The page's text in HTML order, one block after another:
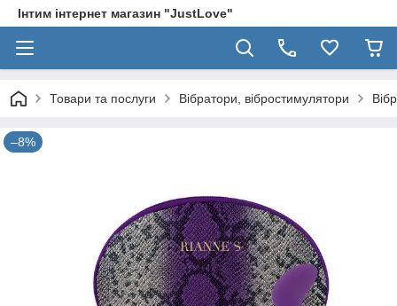
Інтим інтернет магазин "JustLove"
Товари та послуги Вібратори, вібростимулятори
–8%